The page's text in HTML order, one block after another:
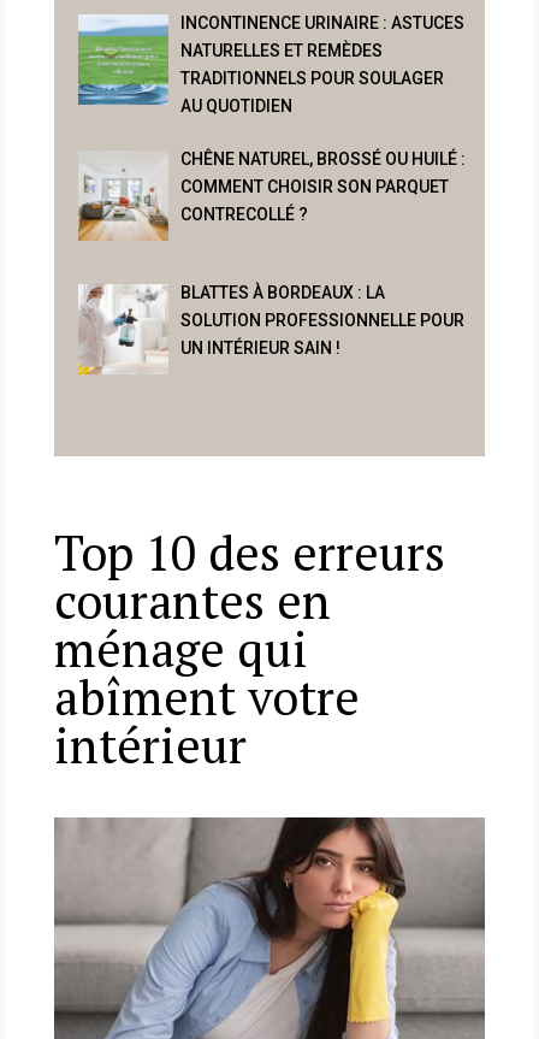
INCONTINENCE URINAIRE : ASTUCES
NATURELLES ET REMÈDES
TRADITIONNELS POUR SOULAGER
AU QUOTIDIEN
CHÊNE NATUREL, BROSSÉ OU HUILÉ :
COMMENT CHOISIR SON PARQUET
CONTRECOLLÉ ?
BLATTES À BORDEAUX : LA
SOLUTION PROFESSIONNELLE POUR
UN INTÉRIEUR SAIN !
Top 10 des erreurs
courantes en
ménage qui
abîment votre
intérieur